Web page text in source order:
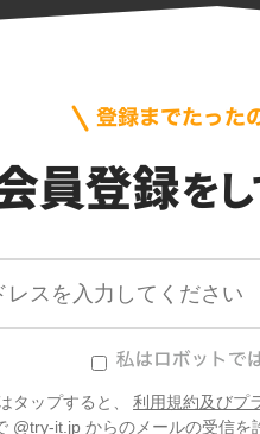
タップすると、 利用規約及びプ
@try-it.jp からのメールの受信を
イットの住居を、
にあわせて勉強できる